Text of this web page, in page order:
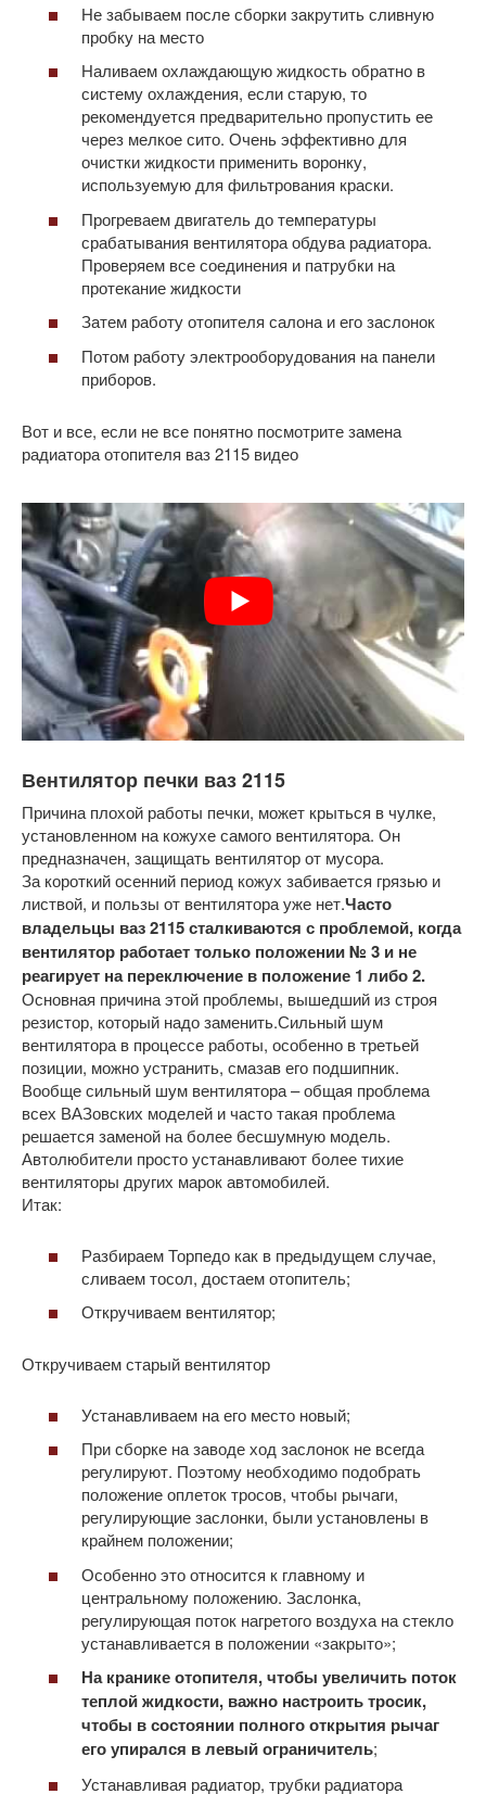
Не забываем после сборки закрутить сливную
пробку на место
Наливаем охлаждающую жидкость обратно в
систему охлаждения, если старую, то
рекомендуется предварительно пропустить ее
через мелкое сито. Очень эффективно для
очистки жидкости применить воронку,
используемую для фильтрования краски.
Прогреваем двигатель до температуры
срабатывания вентилятора обдува радиатора.
Проверяем все соединения и патрубки на
протекание жидкости
Затем работу отопителя салона и его заслонок
Потом работу электрооборудования на панели
приборов.
Вот и все, если не все понятно посмотрите замена
радиатора отопителя ваз 2115 видео
Вентилятор печки ваз 2115
Причина плохой работы печки, может крыться в чулке,
установленном на кожухе самого вентилятора. Он
предназначен, защищать вентилятор от мусора.
За короткий осенний период кожух забивается грязью и
листвой, и пользы от вентилятора уже нет.Часто
владельцы ваз 2115 сталкиваются с проблемой, когда
вентилятор работает только положении № 3 и не
реагирует на переключение в положение 1 либо 2.
Основная причина этой проблемы, вышедший из строя
резистор, который надо заменить.Сильный шум
вентилятора в процессе работы, особенно в третьей
позиции, можно устранить, смазав его подшипник.
Вообще сильный шум вентилятора – общая проблема
всех ВАЗовских моделей и часто такая проблема
решается заменой на более бесшумную модель.
Автолюбители просто устанавливают более тихие
вентиляторы других марок автомобилей.
Итак:
Разбираем Торпедо как в предыдущем случае,
сливаем тосол, достаем отопитель;
Откручиваем вентилятор;
Откручиваем старый вентилятор
Устанавливаем на его место новый;
При сборке на заводе ход заслонок не всегда
регулируют. Поэтому необходимо подобрать
положение оплеток тросов, чтобы рычаги,
регулирующие заслонки, были установлены в
крайнем положении;
Особенно это относится к главному и
центральному положению. Заслонка,
регулирующая поток нагретого воздуха на стекло
устанавливается в положении «закрыто»;
На кранике отопителя, чтобы увеличить поток
теплой жидкости, важно настроить тросик,
чтобы в состоянии полного открытия рычаг
его упирался в левый ограничитель;
Устанавливая радиатор, трубки радиатора